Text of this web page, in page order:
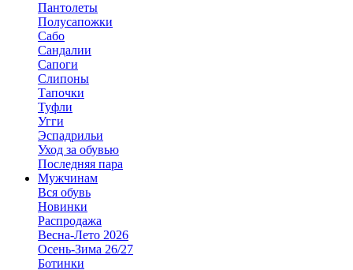
Пантолеты
Полусапожки
Сабо
Сандалии
Сапоги
Слипоны
Тапочки
Туфли
Угги
Эспадрильи
Уход за обувью
Последняя пара
Мужчинам
Вся обувь
Новинки
Распродажа
Весна-Лето 2026
Осень-Зима 26/27
Ботинки